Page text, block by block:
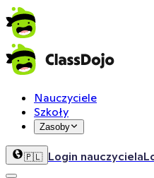
Nauczyciele
Szkoły
Zasoby
🇵🇱 Login nauczyciela